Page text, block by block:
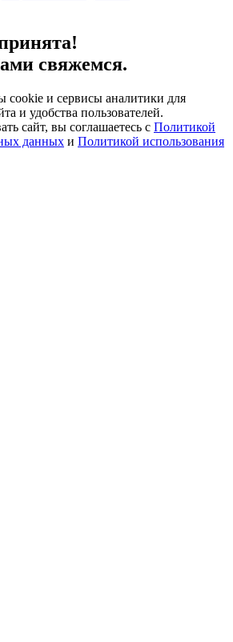
свяжемся.
и сервисы аналитики для
и удобства пользователей.
сайт, вы соглашаетесь с Политикой
данных и Политикой использования